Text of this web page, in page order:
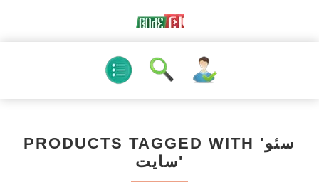
PRODUCTS TAGGED WITH 'سئو
سایت'